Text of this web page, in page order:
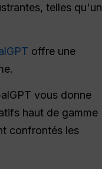
telles qu'un
offre une
vous donne
haut de gamme
confrontés les